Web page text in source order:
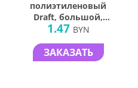
полиэтиленовый
Draft, большой,
белый
1.47 BYN
ЗАКАЗАТЬ